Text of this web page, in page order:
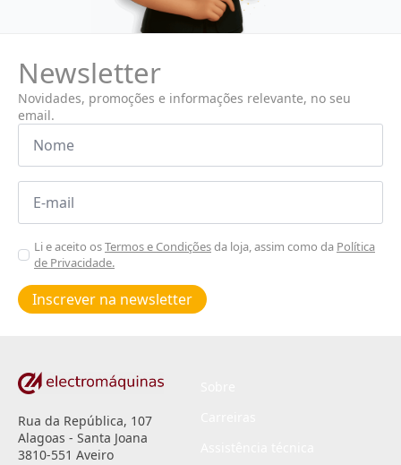
Newsletter
Novidades, promoções e informações relevante, no seu
email.
Nome
Email
Aceitar
Poiticas
de
privacidade
Li e aceito osTermos e Condiçõesda loja, assim como da Política
de Privacidade.
Inscrever na newsletter
Rua da República, 107
Alagoas - Santa Joana
3810-551 Aveiro